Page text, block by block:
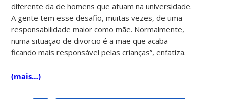
diferente da de homens que atuam na universidade.
A gente tem esse desafio, muitas vezes, de uma
responsabilidade maior como mãe. Normalmente,
numa situação de divorcio é a mãe que acaba
ficando mais responsável pelas crianças”, enfatiza.
(mais…)